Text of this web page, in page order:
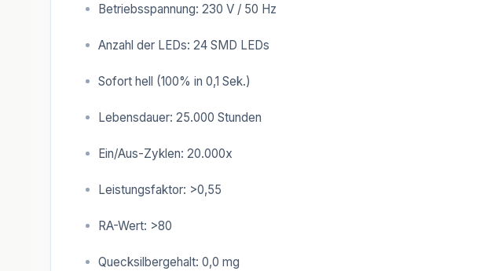
Betriebsspannung: 230 V / 50 Hz
Anzahl der LEDs: 24 SMD LEDs
Sofort hell (100% in 0,1 Sek.)
Lebensdauer: 25.000 Stunden
Ein/Aus-Zyklen: 20.000x
Leistungsfaktor: >0,55
RA-Wert: >80
Quecksilbergehalt: 0,0 mg